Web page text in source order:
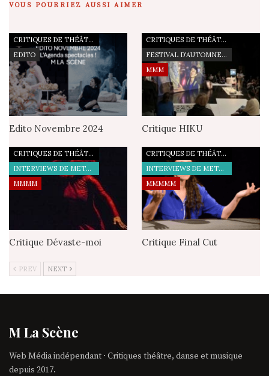
VOUS POURRIEZ AUSSI AIMER
CRITIQUES DE THÉÂTRE
EDITO
Edito Novembre 2024
CRITIQUES DE THÉÂTRE
FESTIVAL D'AUTOMNE À PARIS
MMM
Critique HIKU
CRITIQUES DE THÉÂTRE
INTERVIEWS DE METTEURS EN SCÈNE
MMMM
Critique Dévaste-moi
CRITIQUES DE THÉÂTRE
INTERVIEWS DE METTEURS EN SCÈNE
MMMMM
Critique Final Cut
PREV NEXT
M La Scène
Web Média indépendant · Critiques théâtre, danse et musique
depuis 2017.